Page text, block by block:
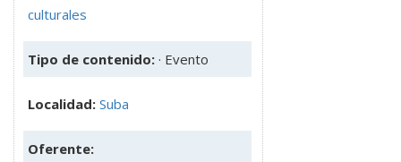
culturales
Tipo de contenido: · Evento
Localidad: Suba
Oferente: